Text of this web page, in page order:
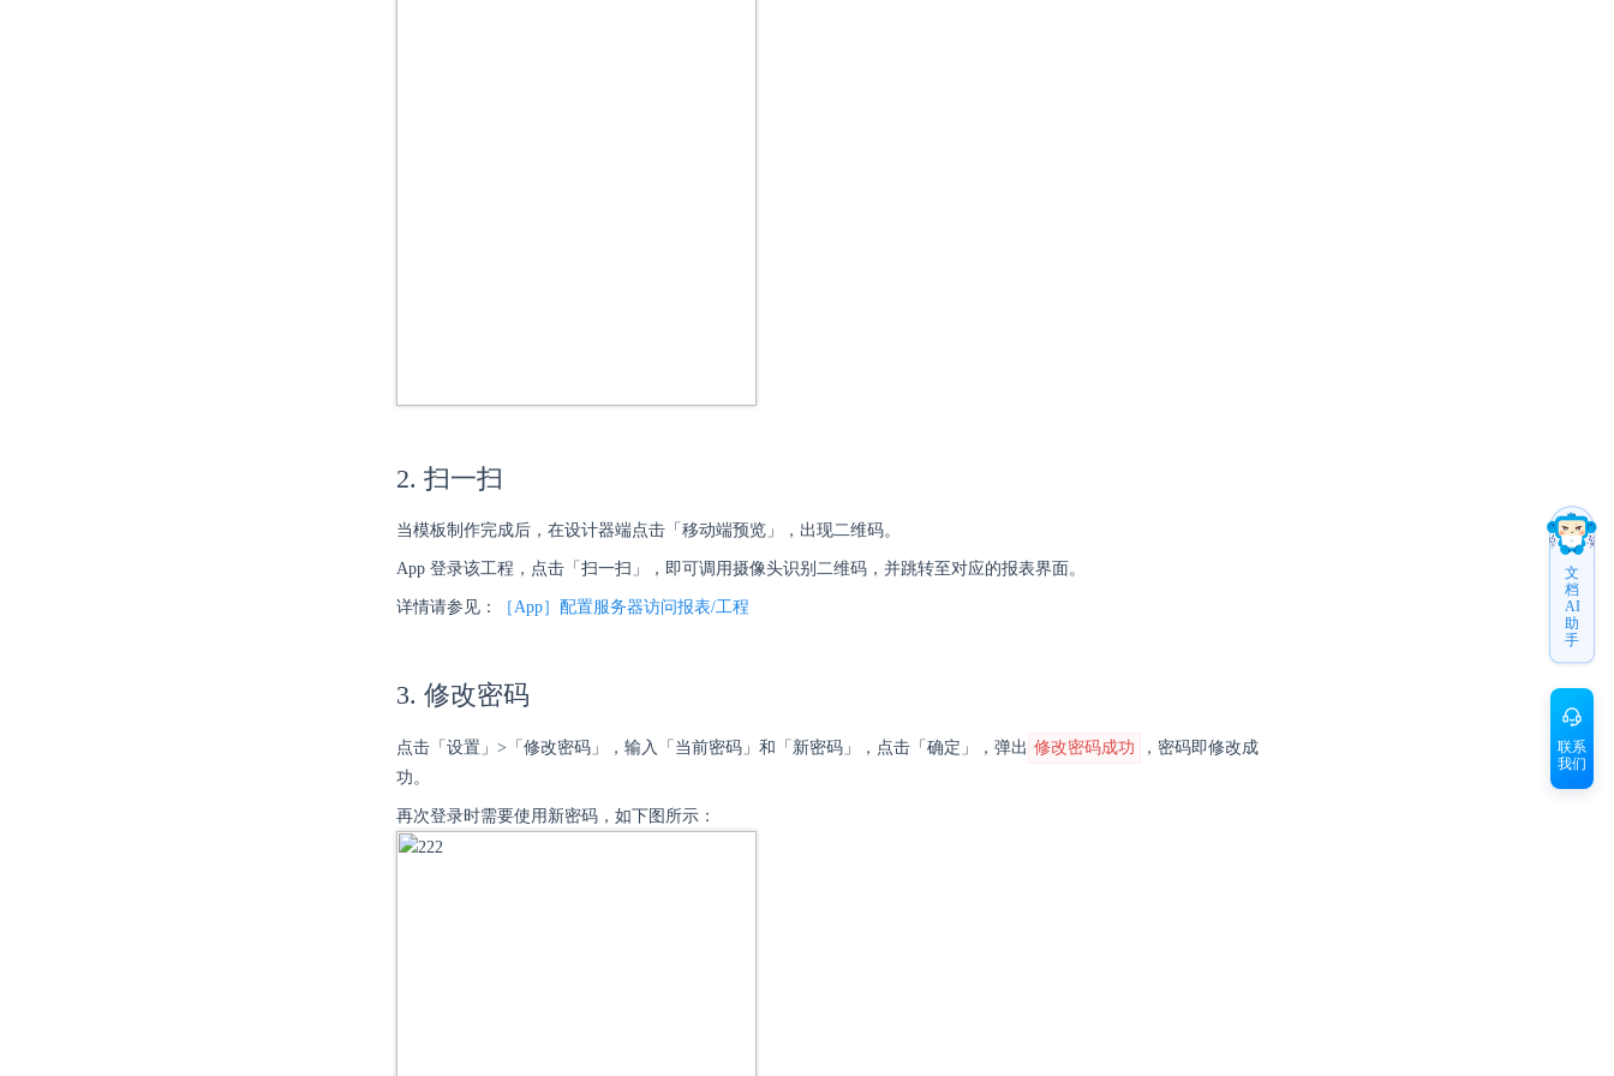
2. 扫一扫
当模板制作完成后，在设计器端点击「移动端预览」，出现二维码。
App 登录该工程，点击「扫一扫」，即可调用摄像头识别二维码，并跳转至对应的报表界面。
详情请参见： ［App］配置服务器访问报表/工程
3. 修改密码
点击「设置」>「修改密码」，输入「当前密码」和「新密码」，点击「确定」，弹出 修改密码成功
，密码即修改成
功。
再次登录时需要使用新密码，如下图所示：
文
档
AI
助
手
联系
我们